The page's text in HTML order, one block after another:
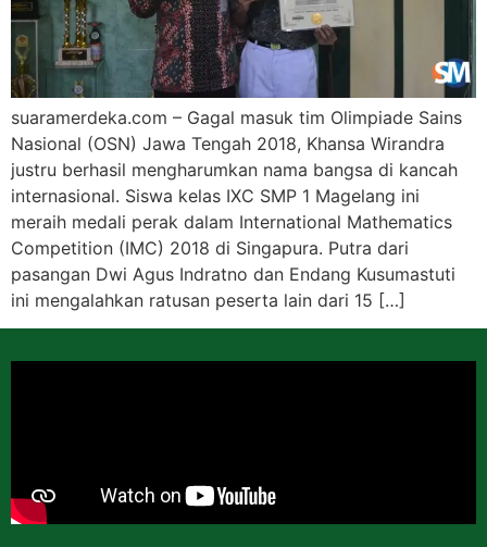
suaramerdeka.com – Gagal masuk tim Olimpiade Sains
Nasional (OSN) Jawa Tengah 2018, Khansa Wirandra
justru berhasil mengharumkan nama bangsa di kancah
internasional. Siswa kelas IXC SMP 1 Magelang ini
meraih medali perak dalam International Mathematics
Competition (IMC) 2018 di Singapura. Putra dari
pasangan Dwi Agus Indratno dan Endang Kusumastuti
ini mengalahkan ratusan peserta lain dari 15 […]